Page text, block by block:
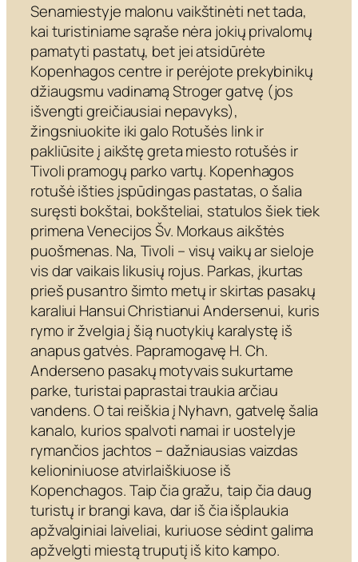
Senamiestyje malonu vaikštinėti net tada,
kai turistiniame sąraše nėra jokių privalomų
pamatyti pastatų, bet jei atsidūrėte
Kopenhagos centre ir perėjote prekybinikų
džiaugsmu vadinamą Stroger gatvę (jos
išvengti greičiausiai nepavyks),
žingsniuokite iki galo Rotušės link ir
pakliūsite į aikštę greta miesto rotušės ir
Tivoli pramogų parko vartų. Kopenhagos
rotušė išties įspūdingas pastatas, o šalia
suręsti bokštai, bokšteliai, statulos šiek tiek
primena Venecijos Šv. Morkaus aikštės
puošmenas. Na, Tivoli – visų vaikų ar sieloje
vis dar vaikais likusių rojus. Parkas, įkurtas
prieš pusantro šimto metų ir skirtas pasakų
karaliui Hansui Christianui Andersenui, kuris
rymo ir žvelgia į šią nuotykių karalystę iš
anapus gatvės. Papramogavę H. Ch.
Anderseno pasakų motyvais sukurtame
parke, turistai paprastai traukia arčiau
vandens. O tai reiškia į Nyhavn, gatvelę šalia
kanalo, kurios spalvoti namai ir uostelyje
rymančios jachtos – dažniausias vaizdas
kelioniniuose atvirlaiškiuose iš
Kopenchagos. Taip čia gražu, taip čia daug
turistų ir brangi kava, dar iš čia išplaukia
apžvalginiai laiveliai, kuriuose sėdint galima
apžvelgti miestą truputį iš kito kampo.